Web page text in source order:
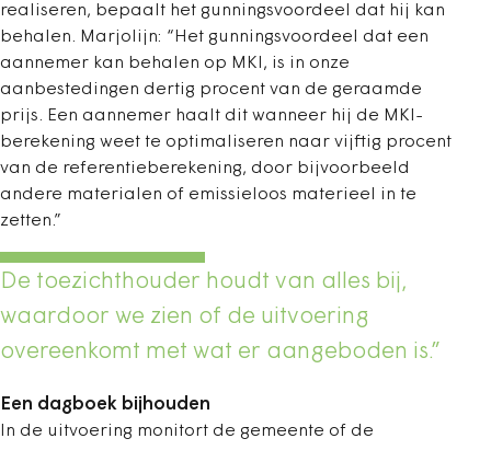
realiseren, bepaalt het gunningsvoordeel dat hij kan
behalen. Marjolijn: “Het gunningsvoordeel dat een
aannemer kan behalen op MKI, is in onze
aanbestedingen dertig procent van de geraamde
prijs. Een aannemer haalt dit wanneer hij de MKI-
berekening weet te optimaliseren naar vijftig procent
van de referentieberekening, door bijvoorbeeld
andere materialen of emissieloos materieel in te
zetten.”
De toezichthouder houdt van alles bij,
waardoor we zien of de uitvoering
overeenkomt met wat er aangeboden is.”
Een dagboek bijhouden
In de uitvoering monitort de gemeente of de